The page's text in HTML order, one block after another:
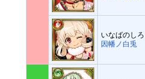
いなばのし
因幡ノ白兎